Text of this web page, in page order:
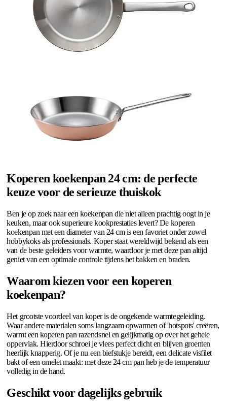
Koperen koekenpan 24 cm: de perfecte
keuze voor de serieuze thuiskok
Ben je op zoek naar een koekenpan die niet alleen prachtig oogt in je
keuken, maar ook superieure kookprestaties levert? De koperen
koekenpan met een diameter van 24 cm is een favoriet onder zowel
hobbykoks als professionals. Koper staat wereldwijd bekend als een
van de beste geleiders voor warmte, waardoor je met deze pan altijd
geniet van een optimale controle tijdens het bakken en braden.
Waarom kiezen voor een koperen
koekenpan?
Het grootste voordeel van koper is de ongekende warmtegeleiding.
Waar andere materialen soms langzaam opwarmen of 'hotspots' creëren,
warmt een koperen pan razendsnel en gelijkmatig op over het gehele
oppervlak. Hierdoor schroei je vlees perfect dicht en blijven groenten
heerlijk knapperig. Of je nu een biefstukje bereidt, een delicate visfilet
bakt of een omelet maakt: met deze 24 cm pan heb je de temperatuur
volledig in de hand.
Geschikt voor dagelijks gebruik